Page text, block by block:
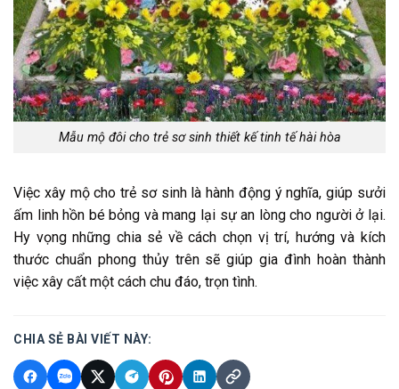
Mẫu mộ đôi cho trẻ sơ sinh thiết kế tinh tế hài hòa
Việc xây mộ cho trẻ sơ sinh là hành động ý nghĩa, giúp sưởi
ấm linh hồn bé bỏng và mang lại sự an lòng cho người ở lại.
Hy vọng những chia sẻ về cách chọn vị trí, hướng và kích
thước chuẩn phong thủy trên sẽ giúp gia đình hoàn thành
việc xây cất một cách chu đáo, trọn tình.
CHIA SẺ BÀI VIẾT NÀY: